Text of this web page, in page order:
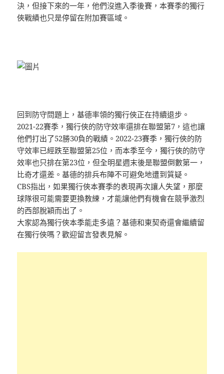
決，但接下來的一年，他們沒進入季後賽，本賽季的獨行
俠戰績也只是停留在附加賽區域。
回到防守問題上，基德率領的獨行俠正在持續退步。
2021-22賽季，獨行俠的防守效率還排在聯盟第7，這也讓
他們打出了52勝30負的戰績。2022-23賽季，獨行俠的防
守效率已經跌至聯盟第25位，而本季至今，獨行俠的防守
效率也只排在第23位，但全明星週末後是聯盟倒數第一，
比奇才還差。基德的排兵布陣不可避免地遭到質疑。
CBS指出，如果獨行俠本賽季的表現再次讓人失望，那麼
球隊很可能需要更換教練，才能讓他們有機會在競爭激烈
的西部脫穎而出了。
大家認為獨行俠本季能走多遠？基德和東契奇還會繼續留
在獨行俠嗎？歡迎留言發表見解。
×